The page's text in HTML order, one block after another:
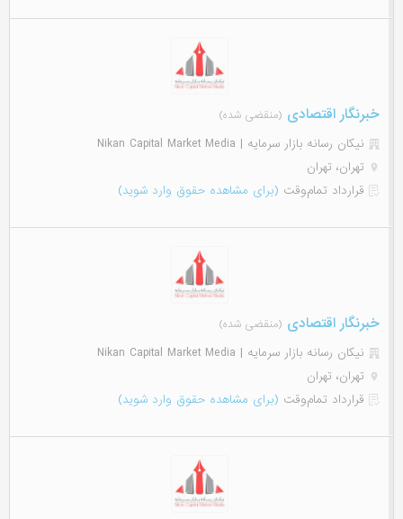
خبرنگار اقتصادی (منقضی شده)
نیکان رسانه بازار سرمایه | Nikan Capital Market Media
تهران، تهران
قرارداد تمام‌وقت (برای مشاهده حقوق وارد شوید)
خبرنگار اقتصادی (منقضی شده)
نیکان رسانه بازار سرمایه | Nikan Capital Market Media
تهران، تهران
قرارداد تمام‌وقت (برای مشاهده حقوق وارد شوید)